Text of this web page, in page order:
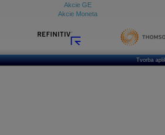
Akcie GE
Akcie Moneta
Tvorba